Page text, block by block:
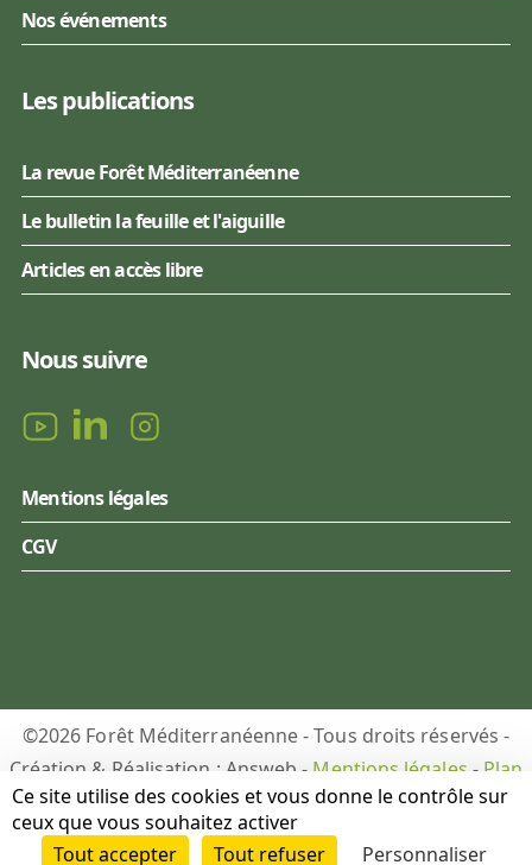
Nos événements
Les publications
La revue Forêt Méditerranéenne
Le bulletin la feuille et l'aiguille
Articles en accès libre
Nous suivre
Mentions légales
CGV
©2026 Forêt Méditerranéenne - Tous droits réservés -
Création & Réalisation : Answeb - Mentions légales - Plan
du site-Gestion des cookies
Ce site utilise des cookies et vous donne le contrôle sur
ceux que vous souhaitez activer
Tout accepter
Tout refuser Personnaliser